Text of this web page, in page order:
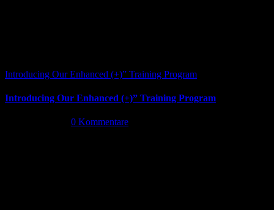
Introducing Our Enhanced (+)” Training Program
Introducing Our Enhanced (+)” Training Program
0 Kommentare